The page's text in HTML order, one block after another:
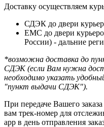
Доставку осуществляем
СДЭК до двери
ЕМС до двери
России) - дальние
*возможна доставка до
СДЭК (если Вам нужна
необходимо указать
"пункт выдачи СДЭК").
При передаче Вашего
вам трек-номер для
app в день отправления